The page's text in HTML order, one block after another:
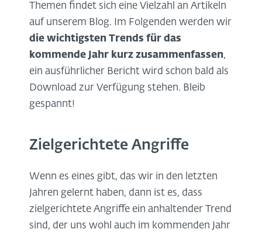
Themen findet sich eine Vielzahl an Artikeln
auf unserem Blog. Im Folgenden werden wir
die wichtigsten Trends für das
kommende Jahr kurz zusammenfassen,
ein ausführlicher Bericht wird schon bald als
Download zur Verfügung stehen. Bleib
gespannt!
Zielgerichtete Angriffe
Wenn es eines gibt, das wir in den letzten
Jahren gelernt haben, dann ist es, dass
zielgerichtete Angriffe ein anhaltender Trend
sind, der uns wohl auch im kommenden Jahr